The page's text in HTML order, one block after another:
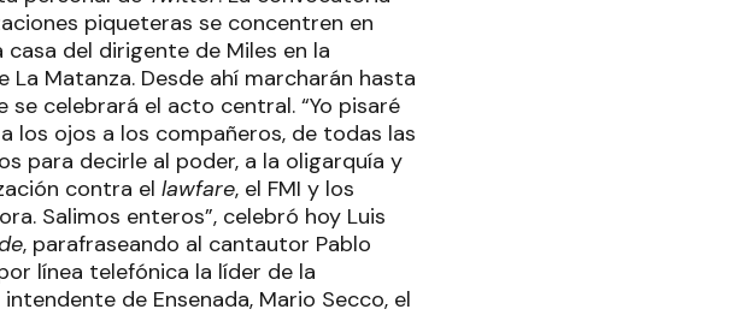
piqueteras se concentren en
del dirigente de Miles en la
Matanza. Desde ahí marcharán hasta
se celebrará el acto central. “Yo pisaré
los ojos a los compañeros, de todas las
para decirle al poder, a la oligarquía y
contra el lawfare, el FMI y los
Salimos enteros”, celebró hoy Luis
, parafraseando al cantautor Pablo
línea telefónica la líder de la
de Ensenada, Mario Secco, el